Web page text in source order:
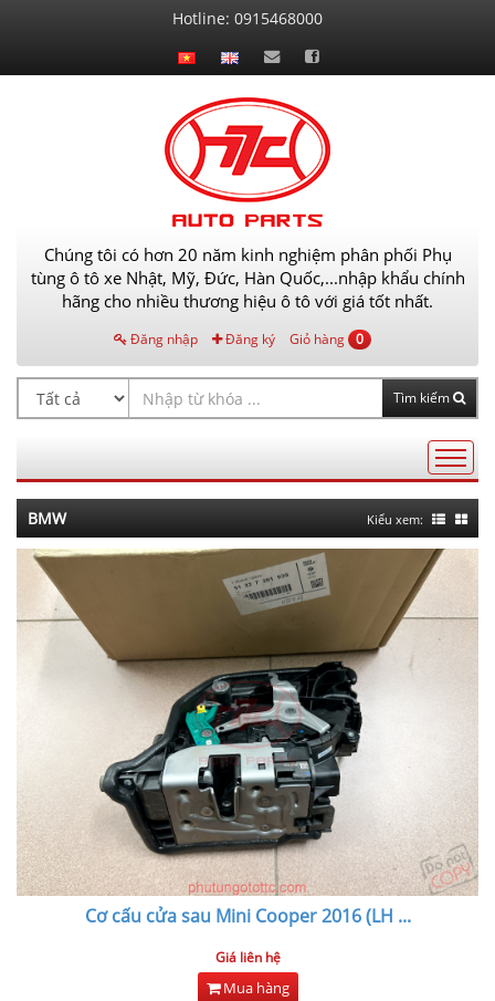
hệ
Hotline: 0915468000
Chúng tôi có hơn 20 năm kinh nghiệm phân phối Phụ
tùng ô tô xe Nhật, Mỹ, Đức, Hàn Quốc,...nhập khẩu chính
hãng cho nhiều thương hiệu ô tô với giá tốt nhất.
Đăng nhập Đăng ký Giỏ hàng 0
Tìm kiếm
AutoPart
BMW Kiểu xem:
Cơ cấu cửa sau Mini Cooper 2016 (LH ...
Giá liên hệ
Mua hàng